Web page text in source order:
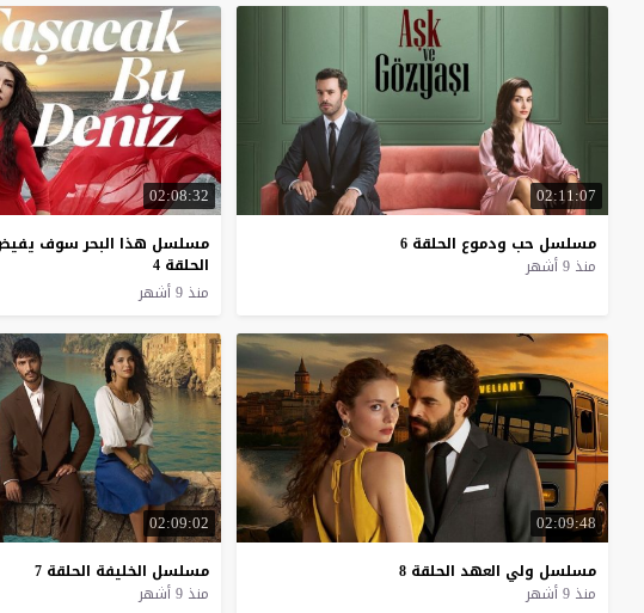
02:11:07
مسلسل حب ودموع الحلقة 6
منذ 9 أشهر
02:08:32
مسلسل هذا البحر سوف
الحلقة 4
منذ 9 أشهر
02:09:48
مسلسل ولي العهد الحلقة 8
منذ 9 أشهر
02:09:02
مسلسل الخليفة الحلقة 7
منذ 9 أشهر